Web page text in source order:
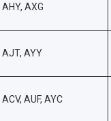
AHY, AXG
AJT, AYY
ACV, AUF, AYC